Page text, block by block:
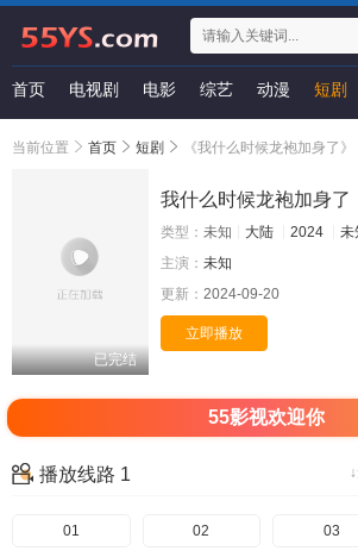
首页 电视剧 电影 综艺 动漫 短剧
当前位置 首页 短剧 《我什么时候龙袍加身了》
已完结
我什么时候龙袍加身了
类型： 未知 大陆 2024
未
主演： 未知
更新： 2024-09-20
立即播放
55影视欢迎你
播放线路 1
01 02 03